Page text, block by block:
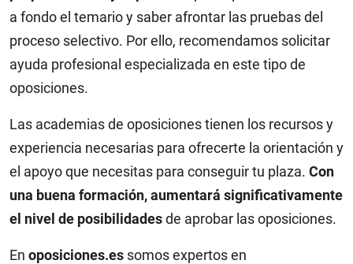
a fondo el temario y saber afrontar las pruebas del
proceso selectivo. Por ello, recomendamos solicitar
ayuda profesional especializada en este tipo de
oposiciones.
Las academias de oposiciones tienen los recursos y
experiencia necesarias para ofrecerte la orientación y
el apoyo que necesitas para conseguir tu plaza. Con
una buena formación, aumentará significativamente
el nivel de posibilidadesde aprobar las oposiciones.
En oposiciones.es somos expertos en